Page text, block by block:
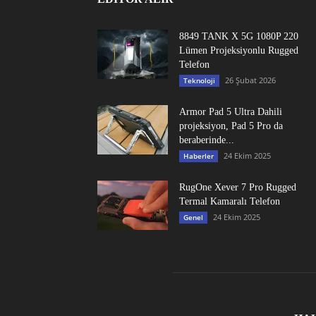
8849 TANK X 5G 1080P 220
Lümen Projeksiyonlu Rugged
Telefon
Teknoloji 26 Şubat 2026
Armor Pad 5 Ultra Dahili
projeksiyon, Pad 5 Pro da
beraberinde...
Haberler 24 Ekim 2025
RugOne Xever 7 Pro Rugged
Termal Kamaralı Telefon
Genel 24 Ekim 2025